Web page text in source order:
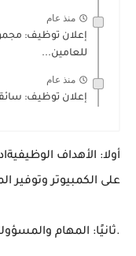
منذ عام
إعلان توظيف:
للعامين...
منذ عام
إعلان توظيف:
أولا: الأهداف
على الكمبيوتر وتوفير
.ثانيًا: المهام